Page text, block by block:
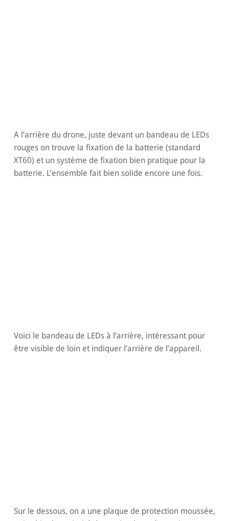
A l’arrière du drone, juste devant un bandeau de LEDs
rouges on trouve la fixation de la batterie (standard
XT60) et un système de fixation bien pratique pour la
batterie. L’ensemble fait bien solide encore une fois.
Voici le bandeau de LEDs à l’arrière, intéressant pour
être visible de loin et indiquer l’arrière de l’appareil.
Sur le dessous, on a une plaque de protection moussée,